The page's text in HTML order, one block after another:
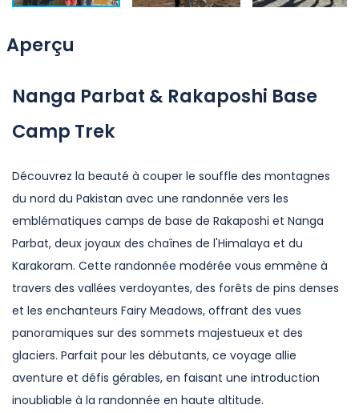
Aperçu
Nanga Parbat & Rakaposhi Base
Camp Trek
Découvrez la beauté à couper le souffle des montagnes
du nord du Pakistan avec une randonnée vers les
emblématiques camps de base de Rakaposhi et Nanga
Parbat, deux joyaux des chaînes de l'Himalaya et du
Karakoram. Cette randonnée modérée vous emmène à
travers des vallées verdoyantes, des forêts de pins denses
et les enchanteurs Fairy Meadows, offrant des vues
panoramiques sur des sommets majestueux et des
glaciers. Parfait pour les débutants, ce voyage allie
aventure et défis gérables, en faisant une introduction
inoubliable à la randonnée en haute altitude.